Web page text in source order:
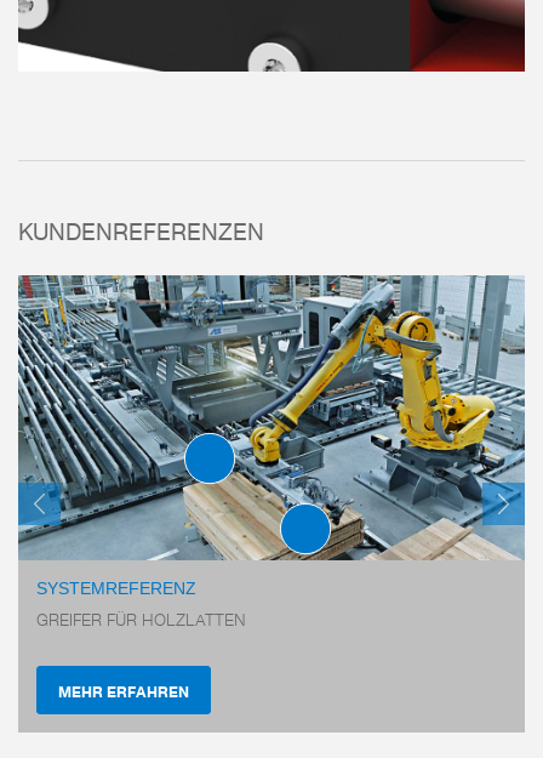
KUNDENREFERENZEN
SCHWENKBACKEN
SERIE SBZ
SYSTEMREFERENZ
GREIFER FÜR HOLZLATTEN
MEHR ERFAHREN